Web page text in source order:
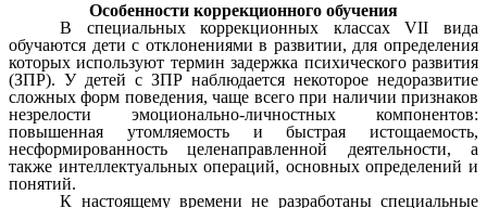
Особенности коррекционного обучения
В специальных коррекционных классах VII вида
обучаются дети с отклонениями в развитии, для определения
которых используют термин задержка психического развития
(ЗПР). У детей с ЗПР наблюдается некоторое недоразвитие
сложных форм поведения, чаще всего при наличии признаков
незрелости эмоционально-личностных компонентов:
повышенная утомляемость и быстрая истощаемость,
несформированность целенаправленной деятельности, а
также интеллектуальных операций, основных определений и
понятий.
К настоящему времени не разработаны специальные